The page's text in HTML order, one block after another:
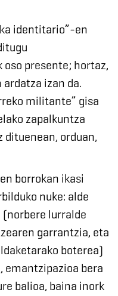
identitario”-en
presente; hortaz,
izan da.
militante” gisa
zapalkuntza
orduan,
borrokan ikasi
nuke: alde
lurralde
garrantzia, eta
boterea)
emantzipazioa bera
balioa, baina inork